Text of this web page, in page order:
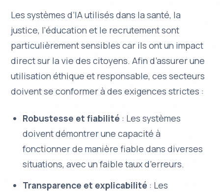
Les systèmes d’IA utilisés dans la santé, la
justice, l’éducation et le recrutement sont
particulièrement sensibles car ils ont un impact
direct sur la vie des citoyens. Afin d’assurer une
utilisation éthique et responsable, ces secteurs
doivent se conformer à des exigences strictes :
Robustesse et fiabilité : Les systèmes
doivent démontrer une capacité à
fonctionner de manière fiable dans diverses
situations, avec un faible taux d’erreurs.
Transparence et explicabilité : Les